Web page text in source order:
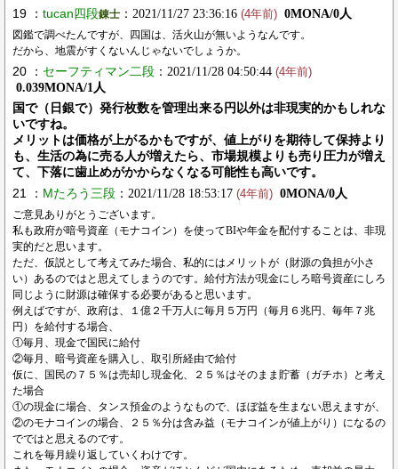
19 ： tucan四段錬士 ：2021/11/27 23:36:16 (4年前) 0MONA/0人
図鑑で調べたんですが、四国は、活火山が無いようなんです。
だから、地震がすくないんじゃないでしょうか。
20 ： セーフティマン二段 ：2021/11/28 04:50:44 (4年前)
0.039MONA/1人
国で（日銀で）発行枚数を管理出来る円以外は非現実的かもしれな
いですね。
メリットは価格が上がるかもですが、値上がりを期待して保持より
も、生活の為に売る人が増えたら、市場規模よりも売り圧力が増え
て、下落に歯止めがかからなくなる可能性も高いです。
21 ： Mたろう三段 ：2021/11/28 18:53:17 (4年前) 0MONA/0人
ご意見ありがとうございます。
私も政府が暗号資産（モナコイン）を使ってBIや年金を配付することは、非現
実的だと思います。
ただ、仮説として考えてみた場合、私的にはメリットが（財源の負担が小さ
い）あるのではと思えてしまうのです。給付方法が現金にしろ暗号資産にしろ
同じように財源は確保する必要があると思います。
例えばですが、政府は、１億２千万人に毎月５万円（毎月６兆円、毎年７兆
円）を給付する場合、
①毎月、現金で国民に給付
②毎月、暗号資産を購入し、取引所経由で給付
仮に、国民の７５％は売却し現金化、２５％はそのまま貯蓄（ガチホ）と考え
た場合
①の現金に場合、タンス預金のようなもので、ほぼ益を生まない思えますが、
②のモナコインの場合、２５％分は含み益（モナコインが値上がり）になるの
でではと思えるのです。
これを毎月繰り返していくわけです。